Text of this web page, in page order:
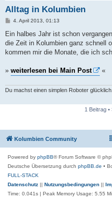
Alltag in Kolumbien
B
i
r
a
4. April 2013, 01:13
Ein halbes Jahr ist schon
die Zeit in Kolumbien ganz schnell
kommen mir die Monate, die ich
» weiterlesen bei Main Post «
Du machst einen simplen Roboter
1 Beitrag •
Kolumbien Community
Powered by phpBB® Forum Software ©
Deutsche Übersetzung durch phpBB.de •
FULL-STACK
Datenschutz || Nutzungsbedingungen ||
Time: 0.041s | Peak Memory Usage: 5.55